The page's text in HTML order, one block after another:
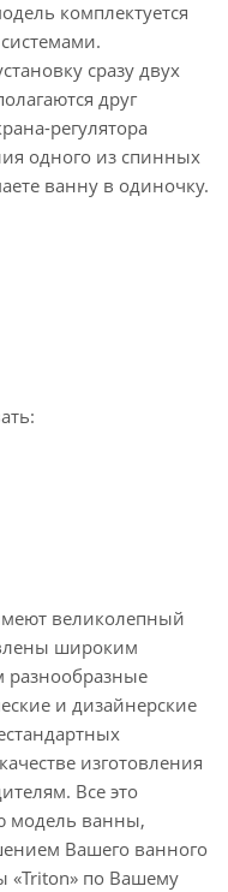
комплектуется
сразу двух
друг
регулятора
одного из спинных
ванну в одиночку.
великолепный
широким
и дизайнерские
изготовления
Все это
модель ванны,
Вашего ванного
«Triton» по Вашему